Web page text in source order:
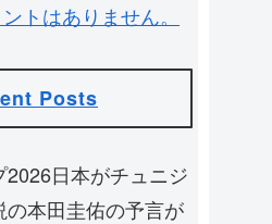
トはありません。
Posts
2026日本がチュニジ
の本田圭佑の予言が